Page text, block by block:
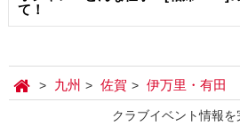
て！
九州 佐賀 伊万里・有田
クラブイベント情報を